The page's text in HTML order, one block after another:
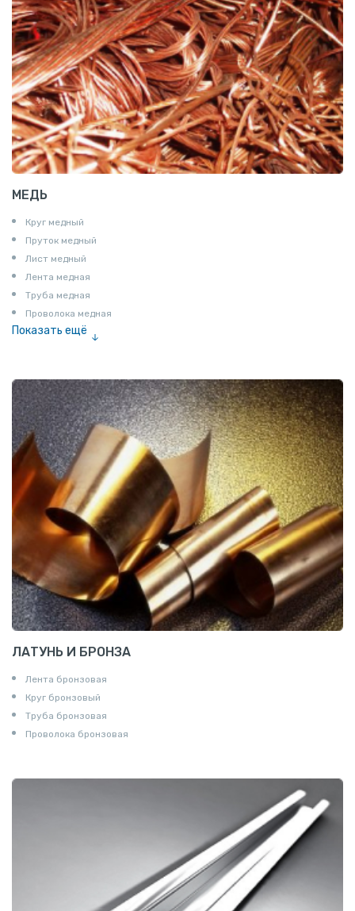
МЕДЬ
Круг медный
Пруток медный
Лист медный
Лента медная
Труба медная
Проволока медная
Показать ещё
ЛАТУНЬ И БРОНЗА
Лента бронзовая
Круг бронзовый
Труба бронзовая
Проволока бронзовая